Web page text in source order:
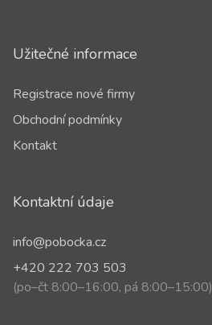
Užitečné informace
Registrace nové firmy
Obchodní podmínky
Kontakt
Kontaktní údaje
info@pobocka.cz
+420 222 703 503
(po–čt 8:00–16:00, pá 8:00–15:00)